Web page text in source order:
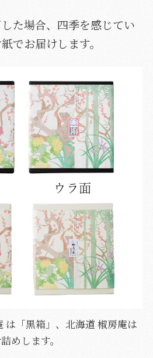
た場合、四季を感じてい
でお届けします。
「黒箱」、北海道 椒房庵は
めします。